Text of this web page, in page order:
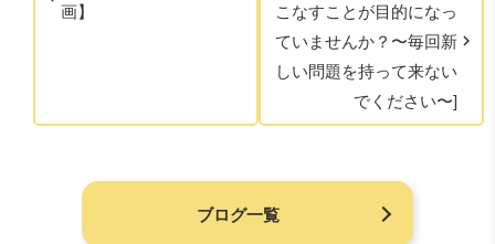
画】
こなすことが目的になっ
ていませんか？〜毎回新
しい問題を持って来ない
でください〜]
ブログ一覧